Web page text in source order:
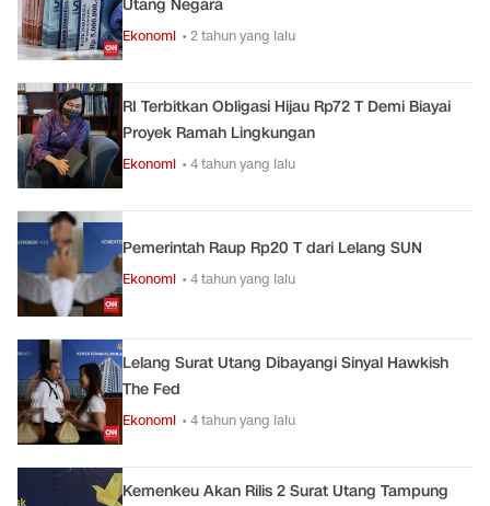
Utang Negara
Ekonomi • 2 tahun yang lalu
RI Terbitkan Obligasi Hijau Rp72 T Demi Biayai
Proyek Ramah Lingkungan
Ekonomi • 4 tahun yang lalu
Pemerintah Raup Rp20 T dari Lelang SUN
Ekonomi • 4 tahun yang lalu
Lelang Surat Utang Dibayangi Sinyal Hawkish
The Fed
Ekonomi • 4 tahun yang lalu
Kemenkeu Akan Rilis 2 Surat Utang Tampung